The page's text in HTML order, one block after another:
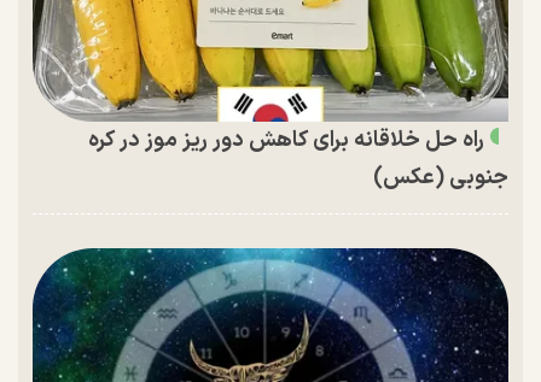
راه حل خلاقانه برای کاهش دور ریز موز در کره
جنوبی (عکس)